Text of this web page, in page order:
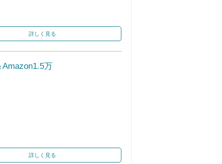
詳しく見る
万
詳しく見る